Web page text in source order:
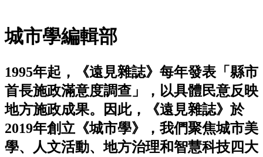
城市學編輯部
1995年起，《遠見雜誌》每年發表「縣市
首長施政滿意度調查」，以具體民意反映
地方施政成果。因此，《遠見雜誌》於
2019年創立《城市學》，我們聚焦城市美
學、人文活動、地方治理和智慧科技四大